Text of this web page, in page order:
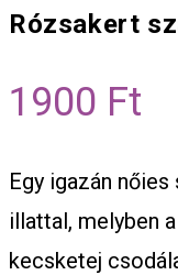
Rózsakert
1900 Ft
Egy igazán
illattal, melyben
kecsketej